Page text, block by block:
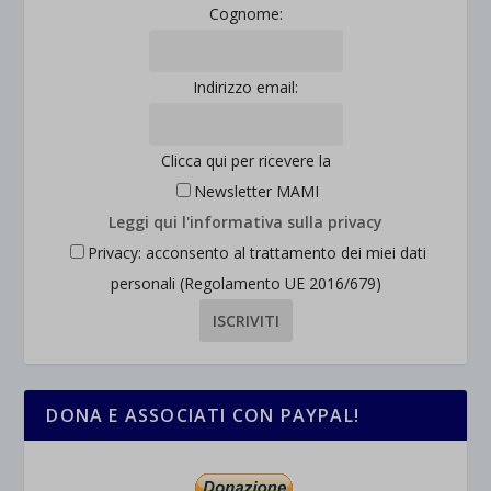
Cognome:
Indirizzo email:
Clicca qui per ricevere la
Newsletter MAMI
Leggi qui l'informativa sulla privacy
Privacy: acconsento al trattamento dei miei dati
personali (Regolamento UE 2016/679)
DONA E ASSOCIATI CON PAYPAL!